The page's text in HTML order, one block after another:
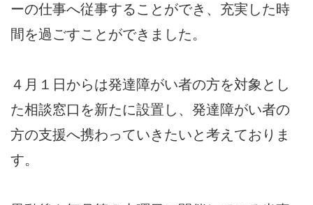
ーの仕事へ従事することができ、充実した時
間を過ごすことができました。
４月１日からは発達障がい者の方を対象とし
た相談窓口を新たに設置し、発達障がい者の
方の支援へ携わっていきたいと考えておりま
す。